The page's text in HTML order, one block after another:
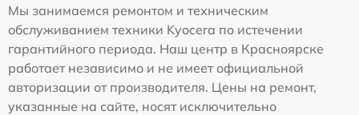
Мы занимаемся ремонтом и техническим
обслуживанием техники Kyocera по истечении
гарантийного периода. Наш центр в Красноярске
работает независимо и не имеет официальной
авторизации от производителя. Цены на ремонт,
указанные на сайте, носят исключительно